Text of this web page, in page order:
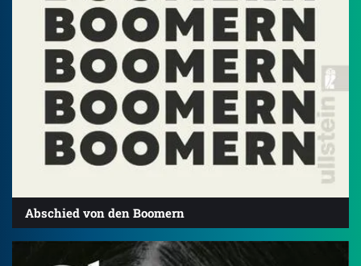
Abschied von den Boomern